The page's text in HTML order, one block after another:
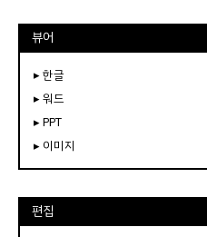
뷰어
▸ 한글
▸ 워드
▸ PPT
▸ 이미지
편집